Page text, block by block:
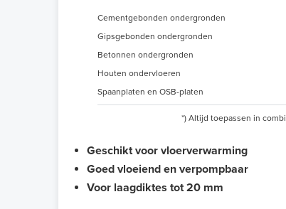
Cementgebonden ondergronden
Gipsgebonden ondergronden
Betonnen ondergronden
Houten ondervloeren
Spaanplaten en OSB-platen
*) Altijd toepassen in
Geschikt voor vloerverwarming
Goed vloeiend en verpompbaar
Voor laagdiktes tot 20 mm